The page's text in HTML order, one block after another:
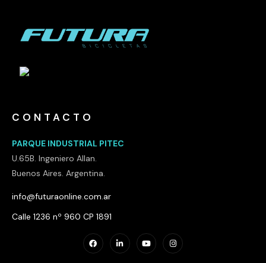
CONTACTO
PARQUE INDUSTRIAL PITEC
U.65B. Ingeniero Allan.
Buenos Aires. Argentina.
info@futuraonline.com.ar
Calle 1236 nº 960 CP 1891